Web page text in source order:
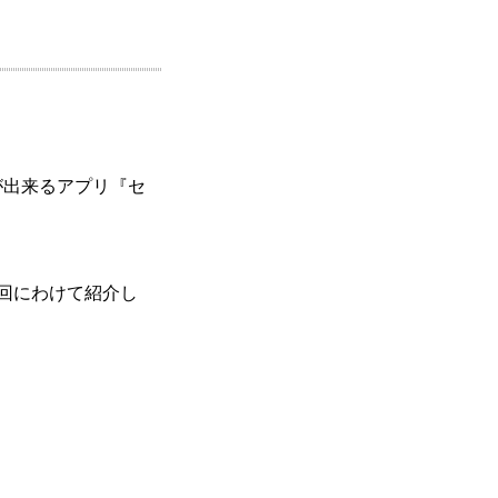
来るアプリ『セ
にわけて紹介し